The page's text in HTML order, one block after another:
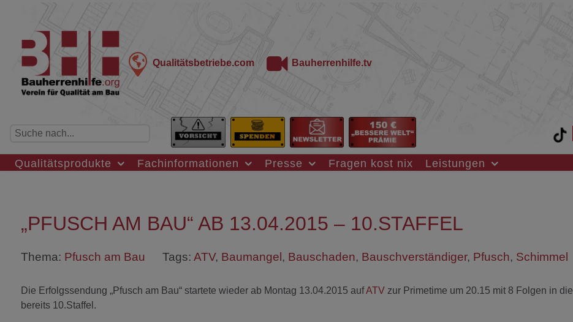
Qualitätsbetriebe.com Bauherrenhilfe.tv
Qualitätsprodukte Fachinformationen Presse Fragen kost nix Leistungen
„PFUSCH AM BAU“ AB 13.04.2015 – 10.STAFFEL
Thema: Pfusch am Bau Tags: ATV, Baumangel, Bauschaden, Bauschverständiger, Pfusch, Schimmel
Die Erfolgssendung „Pfusch am Bau“ startete wieder ab Montag 13.04.2015 aufATV zur Primetime um 20.15 mit 8 Folgen in die
bereits 10.Staffel.